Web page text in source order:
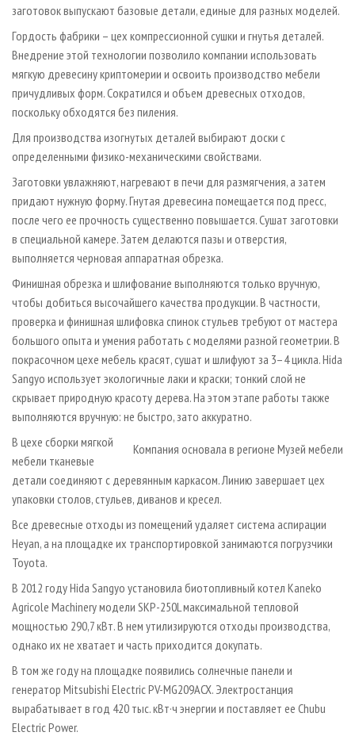
заготовок выпускают базовые детали, единые для разных моделей.
Гордость фабрики – цех компрессионной сушки и гнутья деталей.
Внедрение этой технологии позволило компании использовать
мягкую древесину криптомерии и освоить производство мебели
причудливых форм. Сократился и объем древесных отходов,
поскольку обходятся без пиления.
Для производства изогнутых деталей выбирают доски с
определенными физико-механическими свойствами.
Заготовки увлажняют, нагревают в печи для размягчения, а затем
придают нужную форму. Гнутая древесина помещается под пресс,
после чего ее прочность существенно повышается. Сушат заготовки
в специальной камере. Затем делаются пазы и отверстия,
выполняется черновая аппаратная обрезка.
Финишная обрезка и шлифование выполняются только вручную,
чтобы добиться высочайшего качества продукции. В частности,
проверка и финишная шлифовка спинок стульев требуют от мастера
большого опыта и умения работать с моделями разной геометрии. В
покрасочном цехе мебель красят, сушат и шлифуют за 3–4 цикла. Hida
Sangyo использует экологичные лаки и краски; тонкий слой не
скрывает природную красоту дерева. На этом этапе работы также
выполняются вручную: не быстро, зато аккуратно.
Компания основала в регионе Музей мебели
В цехе сборки мягкой
мебели тканевые
детали соединяют с деревянным каркасом. Линию завершает цех
упаковки столов, стульев, диванов и кресел.
Все древесные отходы из помещений удаляет система аспирации
Heyan, а на площадке их транспортировкой занимаются погрузчики
Toyota.
В 2012 году Hida Sangyo установила биотопливный котел Kaneko
Agricole Machinery модели SKP-250L максимальной тепловой
мощностью 290,7 кВт. В нем утилизируются отходы производства,
однако их не хватает и часть приходится докупать.
В том же году на площадке появились солнечные панели и
генератор Mitsubishi Electric PV-MG209ACX. Электростанция
вырабатывает в год 420 тыс. кВт·ч энергии и поставляет ее Chubu
Electric Power.